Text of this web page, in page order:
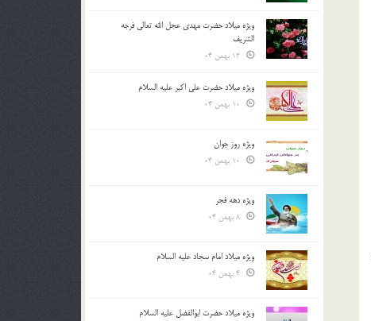
ویژه میلاد حضرت مهدی عجل الله تعالی فرجه
الشريف
ویژه میلاد حضرت علی اکبر علیه السلام
ویژه روز جوان
ویژه دهه فجر
ویژه میلاد امام سجاد علیه السلام
ویژه میلاد حضرت ابوالفضل علیه السلام